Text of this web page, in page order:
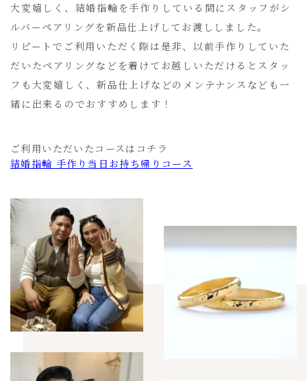
大変嬉しく、結婚指輪を手作りしている間にスタッフがシ
ルバーペアリングを新品仕上げしてお渡ししました。
リピートでご利用いただく際は是非、以前手作りしていた
だいたペアリングなどを着けてお越しいただけるとスタッ
フも大変嬉しく、新品仕上げなどのメンテナンスなども一
緒に出来るのでおすすめします！
ご利用いただいたコースはコチラ
結婚指輪 手作り当日お持ち帰りコース